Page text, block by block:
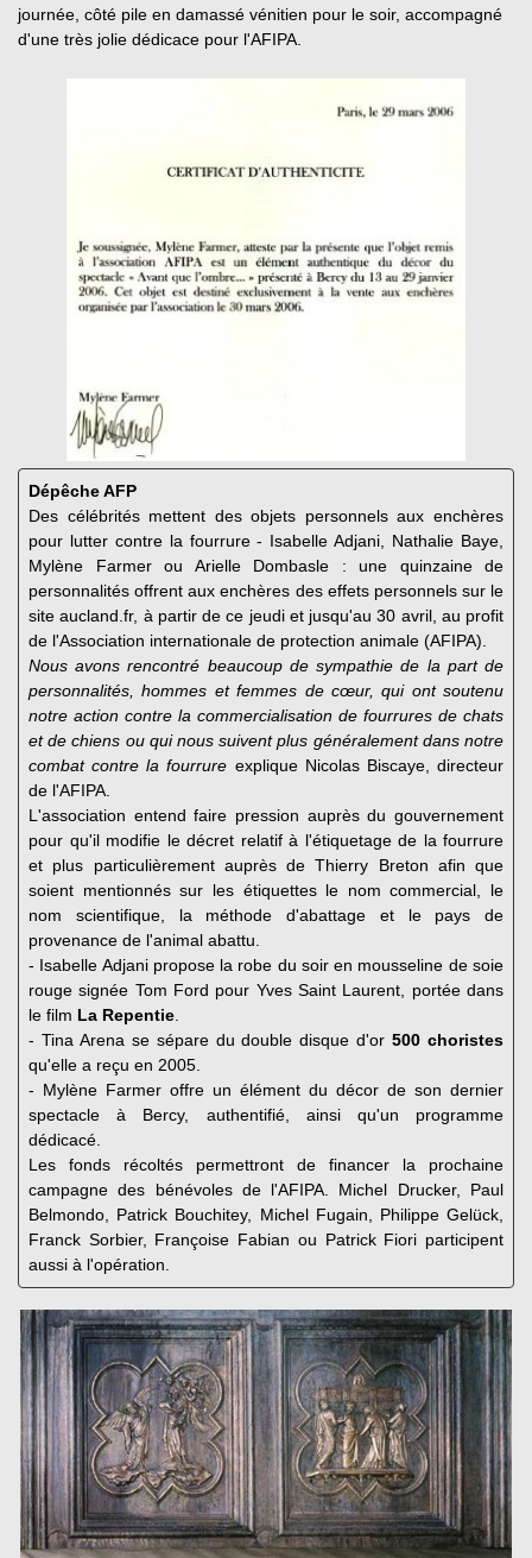
journée, côté pile en damassé vénitien pour le soir, accompagné
d'une très jolie dédicace pour l'AFIPA.
Dépêche AFP
Des célébrités mettent des objets personnels aux enchères
pour lutter contre la fourrure - Isabelle Adjani, Nathalie Baye,
Mylène Farmer ou Arielle Dombasle : une quinzaine de
personnalités offrent aux enchères des effets personnels sur le
site aucland.fr, à partir de ce jeudi et jusqu'au 30 avril, au profit
de l'Association internationale de protection animale (AFIPA).
Nous avons rencontré beaucoup de sympathie de la part de
personnalités, hommes et femmes de cœur, qui ont soutenu
notre action contre la commercialisation de fourrures de chats
et de chiens ou qui nous suivent plus généralement dans notre
combat contre la fourrure explique Nicolas Biscaye, directeur
de l'AFIPA.
L'association entend faire pression auprès du gouvernement
pour qu'il modifie le décret relatif à l'étiquetage de la fourrure
et plus particulièrement auprès de Thierry Breton afin que
soient mentionnés sur les étiquettes le nom commercial, le
nom scientifique, la méthode d'abattage et le pays de
provenance de l'animal abattu.
- Isabelle Adjani propose la robe du soir en mousseline de soie
rouge signée Tom Ford pour Yves Saint Laurent, portée dans
le film La Repentie
- Tina Arena se sépare du double disque d'or500 choristes
qu'elle a reçu en 2005.
- Mylène Farmer offre un élément du décor de son dernier
spectacle à Bercy, authentifié, ainsi qu'un programme
dédicacé.
Les fonds récoltés permettront de financer la prochaine
campagne des bénévoles de l'AFIPA. Michel Drucker, Paul
Belmondo, Patrick Bouchitey, Michel Fugain, Philippe Gelück,
Franck Sorbier, Françoise Fabian ou Patrick Fiori participent
aussi à l'opération.